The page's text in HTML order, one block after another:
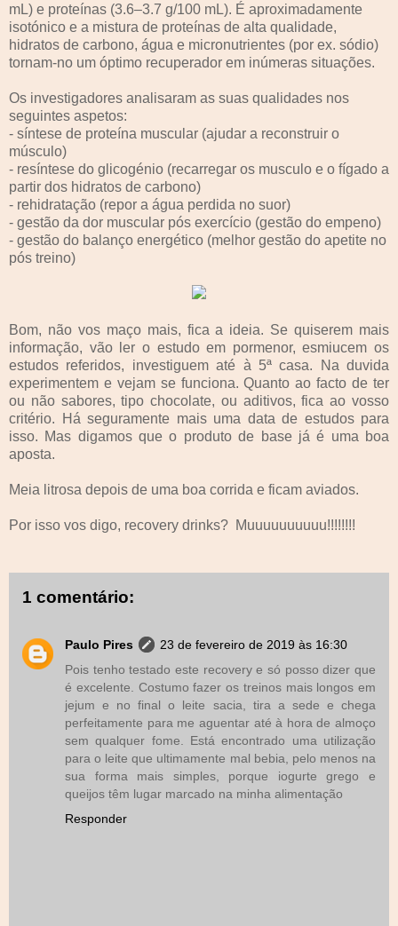
mL) e proteínas (3.6–3.7 g/100 mL). É aproximadamente
isotónico e a mistura de proteínas de alta qualidade,
hidratos de carbono, água e micronutrientes (por ex. sódio)
tornam-no um óptimo recuperador em inúmeras situações.
Os investigadores analisaram as suas qualidades nos
seguintes aspetos:
- síntese de proteína muscular (ajudar a reconstruir o
músculo)
- resíntese do glicogénio (recarregar os musculo e o fígado a
partir dos hidratos de carbono)
- rehidratação (repor a água perdida no suor)
- gestão da dor muscular pós exercício (gestão do empeno)
- gestão do balanço energético (melhor gestão do apetite no
pós treino)
Bom, não vos maço mais, fica a ideia. Se quiserem mais
informação, vão ler o estudo em pormenor, esmiucem os
estudos referidos, investiguem até à 5ª casa. Na duvida
experimentem e vejam se funciona. Quanto ao facto de ter
ou não sabores, tipo chocolate, ou aditivos, fica ao vosso
critério. Há seguramente mais uma data de estudos para
isso. Mas digamos que o produto de base já é uma boa
aposta.
Meia litrosa depois de uma boa corrida e ficam aviados.
Por isso vos digo, recovery drinks? Muuuuuuuuuu!!!!!!!!
1 comentário:
Paulo Pires
23 de fevereiro de 2019 às 16:30
Pois tenho testado este recovery e só posso dizer que
é excelente. Costumo fazer os treinos mais longos em
jejum e no final o leite sacia, tira a sede e chega
perfeitamente para me aguentar até à hora de almoço
sem qualquer fome. Está encontrado uma utilização
para o leite que ultimamente mal bebia, pelo menos na
sua forma mais simples, porque iogurte grego e
queijos têm lugar marcado na minha alimentação
Responder